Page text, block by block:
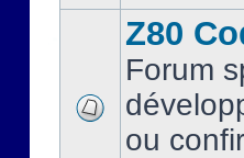
Z80
Forum
ou